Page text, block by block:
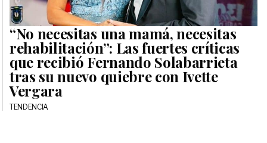
“No necesitas una mamá, necesitas
rehabilitación”: Las fuertes críticas
que recibió Fernando Solabarrieta
tras su nuevo quiebre con Ivette
Vergara
TENDENCIA